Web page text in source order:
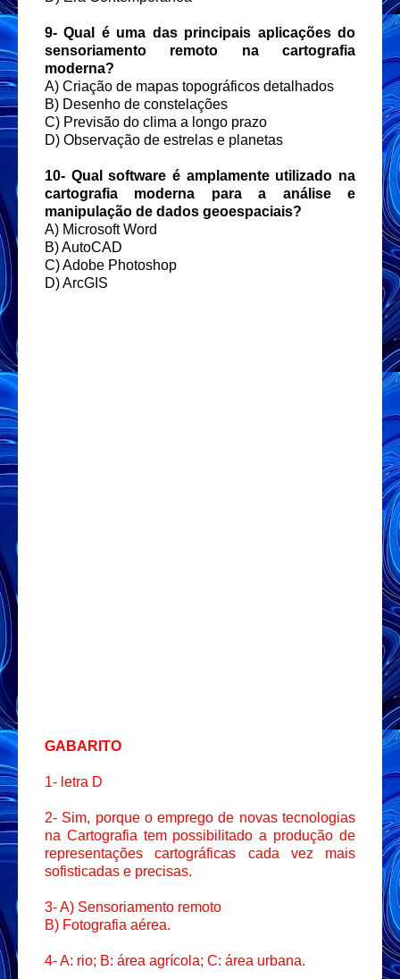
9- Qual é uma das principais aplicações do
sensoriamento remoto na cartografia
moderna?
A) Criação de mapas topográficos detalhados
B) Desenho de constelações
C) Previsão do clima a longo prazo
D) Observação de estrelas e planetas
10- Qual software é amplamente utilizado na
cartografia moderna para a análise e
manipulação de dados geoespaciais?
A) Microsoft Word
B) AutoCAD
C) Adobe Photoshop
D) ArcGIS
GABARITO
1- letra D
2- Sim, porque o emprego de novas tecnologias
na Cartografia tem possibilitado a produção de
representações cartográficas cada vez mais
sofisticadas e precisas.
3- A) Sensoriamento remoto
B) Fotografia aérea.
4- A: rio; B: área agrícola; C: área urbana.